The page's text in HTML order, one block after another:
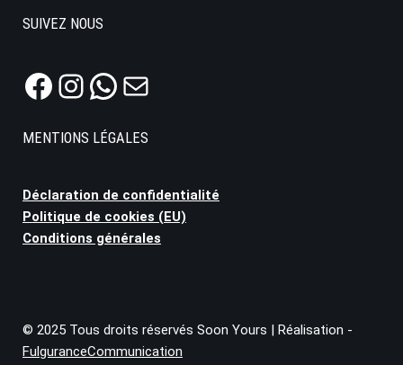
SUIVEZ NOUS
MENTIONS LÉGALES
Déclaration de confidentialité
Politique de cookies (EU)
Conditions générales
© 2025 Tous droits réservés Soon Yours | Réalisation -
FulguranceCommunication